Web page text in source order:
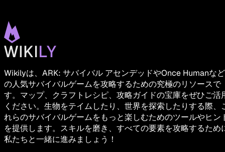
Wikilyは、ARK: サバイバル アセンデッドやOnce Humanなど
の人気サバイバルゲームを攻略するための究極のリソースで
す。マップ、クラフトレシピ、攻略ガイドの宝庫をぜひご活
ください。生物をテイムしたり、世界を探索したりする際、
れらのサバイバルゲームをもっと楽しむためのツールやヒン
を提供します。スキルを磨き、すべての要素を攻略するため
私たちと一緒に進みましょう！